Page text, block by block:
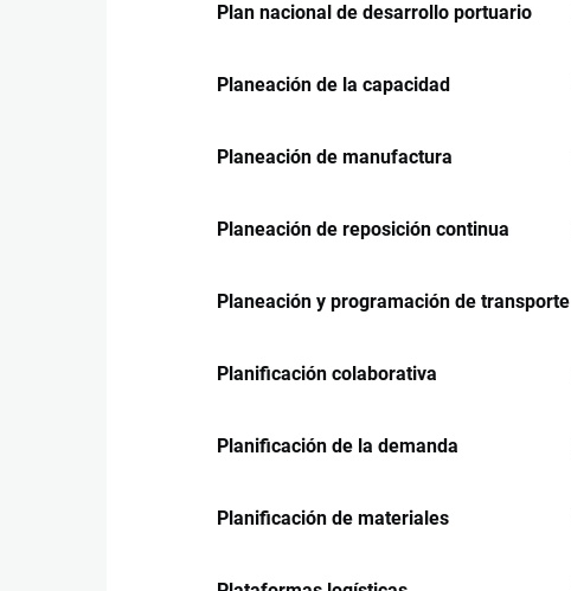
Plan nacional de desarrollo portuario
Planeación de la capacidad
Planeación de manufactura
Planeación de reposición continua
Planeación y programación de transporte
Planificación colaborativa
Planificación de la demanda
Planificación de materiales